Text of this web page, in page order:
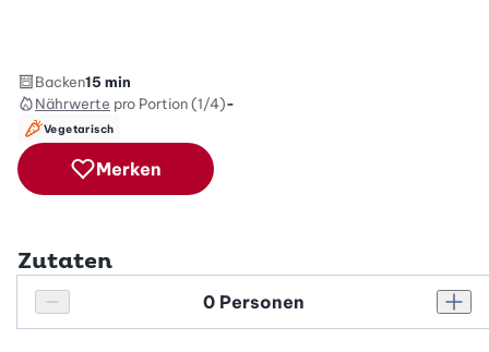
Backen15 min
Nährwerte pro Portion (1/4)-
Vegetarisch
Merken
Zutaten
Personenanzahl verringern
Personenanzahl